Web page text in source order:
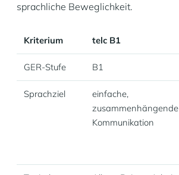
sprachliche Beweglichkeit.
Kriterium telc B1
GER-Stufe B1
Sprachziel
einfache,
zusammenhängende
Kommunikation